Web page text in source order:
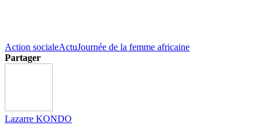
Action socialeActuJournée de la femme africaine
Partager
Lazarre KONDO